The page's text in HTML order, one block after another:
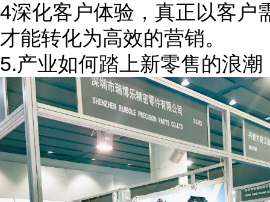
4深化客户体验，真正以客户
才能转化为高效的营销。
5.产业如何踏上新零售的浪潮